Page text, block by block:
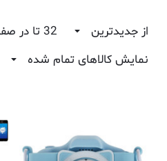
از جدیدترین
32 تا در صفحه
نمایش کالاهای تمام شده